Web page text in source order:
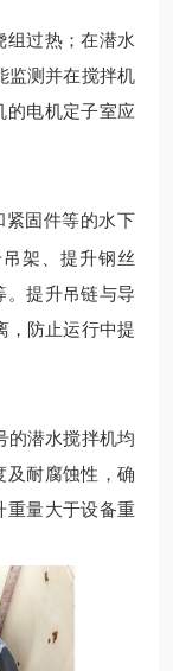
组过热；在潜水
监测并在搅拌机
的电机定子室应
紧固件等的水下
架、提升钢丝
。提升吊链与导
，防止运行中提
的潜水搅拌机均
耐腐蚀性， 确
重量大于设备重